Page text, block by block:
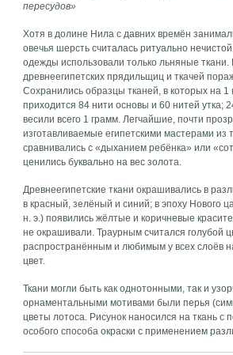
пересудов»
Хотя в долине Нила с давних времён
овечья шерсть считалась ритуально
одежды использовали только льняные ткани.
древнеегипетских прядильщиц и ткачей
Сохранились образцы тканей, в которых на
приходится 84 нити основы и 60 нитей утка;
весили всего 1 грамм. Легчайшие, почти
изготавливаемые египетскими мастерами из
сравнивались с «дыханием ребёнка» или
ценились буквально на вес золота.
Древнеегипетские ткани окрашивались в
в красный, зелёный и синий; в эпоху Нового
н. э.) появились жёлтые и коричневые
не окрашивали. Траурным считался голубой
распространённым и любимым у всех слоёв
цвет.
Ткани могли быть как однотонными, так и
орнаментальными мотивами были перья
цветы лотоса. Рисунок наносился на ткань
особого способа окраски с применением